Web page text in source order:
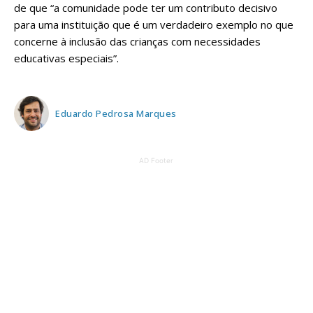
de que “a comunidade pode ter um contributo decisivo
para uma instituição que é um verdadeiro exemplo no que
concerne à inclusão das crianças com necessidades
educativas especiais”.
Eduardo Pedrosa Marques
AD Footer